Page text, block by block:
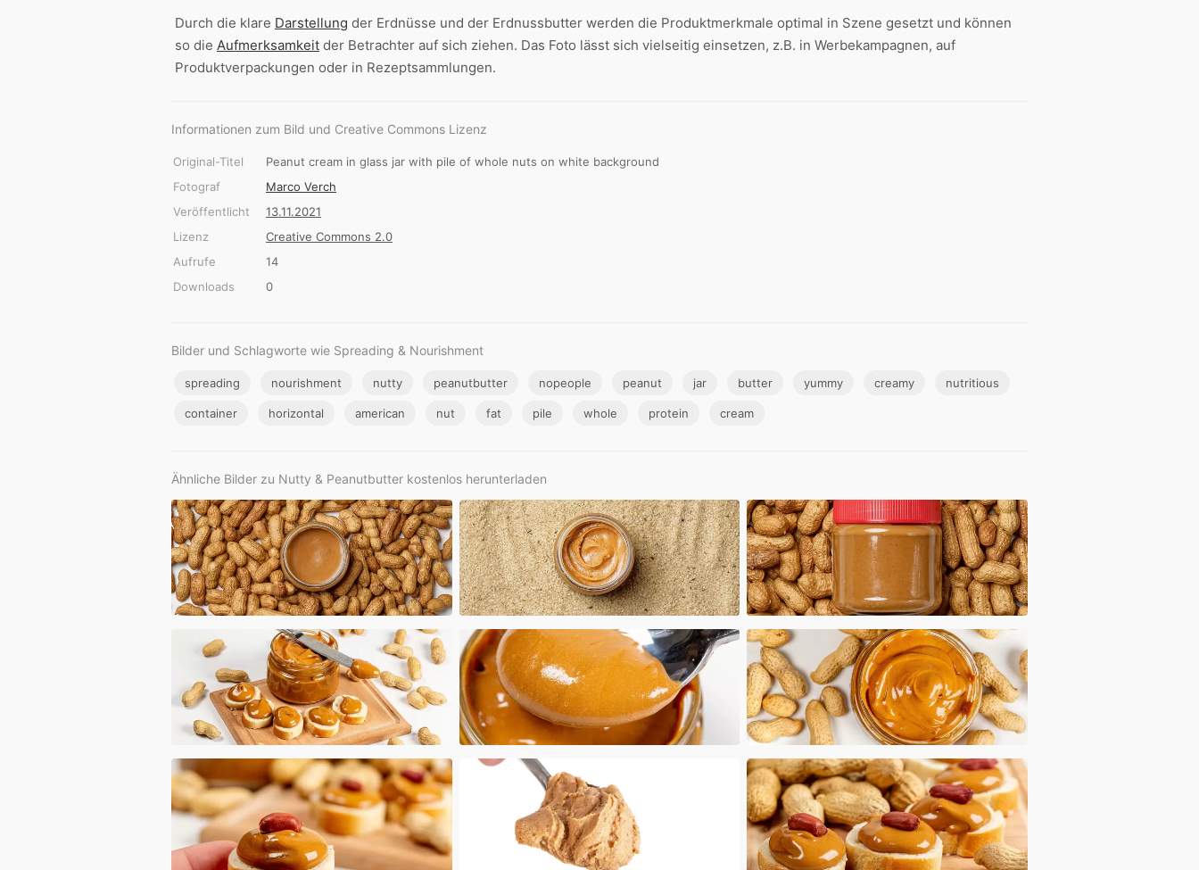
Durch die klare Darstellung der Erdnüsse und der Erdnussbutter werden die Produktmerkmale optimal in Szene gesetzt und können
so die Aufmerksamkeit der Betrachter auf sich ziehen. Das Foto lässt sich vielseitig einsetzen, z.B. in Werbekampagnen, auf
Produktverpackungen oder in Rezeptsammlungen.
Informationen zum Bild und Creative Commons Lizenz
Original-Titel
Peanut cream in glass jar with pile of whole nuts on white background
Fotograf
Marco Verch
Veröffentlicht
13.11.2021
Lizenz
Creative Commons 2.0
Aufrufe
14
Downloads
0
Bilder und Schlagworte wie Spreading & Nourishment
spreading nourishment nutty peanutbutter nopeople peanut jar butter yummy creamy nutritious
container horizontal american nut fat pile whole protein cream
Ähnliche Bilder zu Nutty & Peanutbutter kostenlos herunterladen